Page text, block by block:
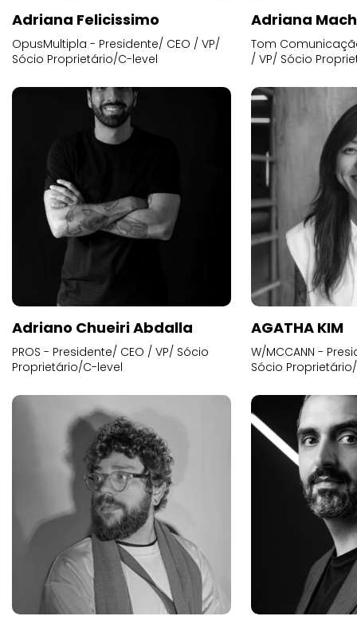
Adriana Felicissimo
OpusMultipla - Presidente/ CEO / VP/
Sócio Proprietário/C-level
Adriana
Tom
/ VP/ Sócio
Adriano Chueiri Abdalla
PROS - Presidente/ CEO / VP/ Sócio
Proprietário/C-level
AGATHA KIM
W/MCCANN -
Sócio